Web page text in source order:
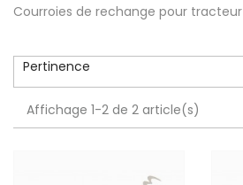
Courroies de rechange pour tracteur
Pertinence
Affichage 1-2 de 2 article(s)